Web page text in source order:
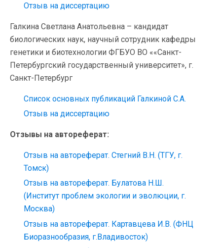
Отзыв на диссертацию
Галкина Светлана Анатольевна – кандидат
биологических наук, научный сотрудник кафедры
генетики и биотехнологии ФГБУО ВО ««Санкт-
Петербургский государственный университет», г.
Санкт-Петербург
Список основных публикаций Галкиной С.А.
Отзыв на диссертацию
Отзывы на автореферат:
Отзыв на автореферат. Стегний В.Н. (ТГУ, г.
Томск)
Отзыв на автореферат. Булатова Н.Ш.
(Институт проблем экологии и эволюции, г.
Москва)
Отзыв на автореферат. Картавцева И.В. (ФНЦ
Биоразнообразия, г.Владивосток)